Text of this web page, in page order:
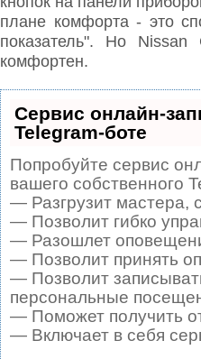
плане комфорта - это
показатель". Но Nissan
комфортен.
Сервис онлайн-
Telegram-боте
Попробуйте сервис
вашего собственного
— Разгрузит мастера,
— Позволит гибко
— Разошлет
— Позволит принять
— Позволит
персональные
— Поможет получить
— Включает в себя